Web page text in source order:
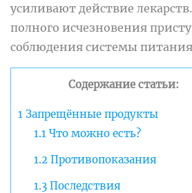
усиливают действие
полного исчезновения
соблюдения системы
Содержание статьи:
1 Запрещённые продукты
1.1Что можно есть?
1.2Противопоказания
1.3Последствия